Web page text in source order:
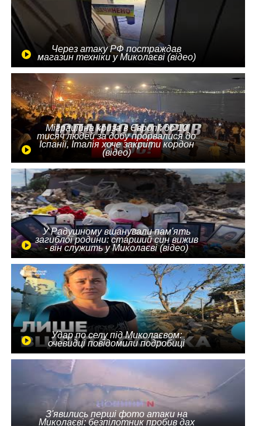
Через атаку РФ постраждав
магазин техніки у Миколаєві (відео)
Міграційна криза в Європі: до 10
тисяч людей за добу прорвалися до
Іспанії, Італія хоче закрити кордон
(відео)
У Радушному вшанували пам'ять
загиблої родини: старший син вижив
- він служить у Миколаєві (відео)
Удар по селу під Миколаєвом:
очевидці повідомили подробиці
З'явились перші фото атаки на
Миколаєві: безпілотник пробив дах